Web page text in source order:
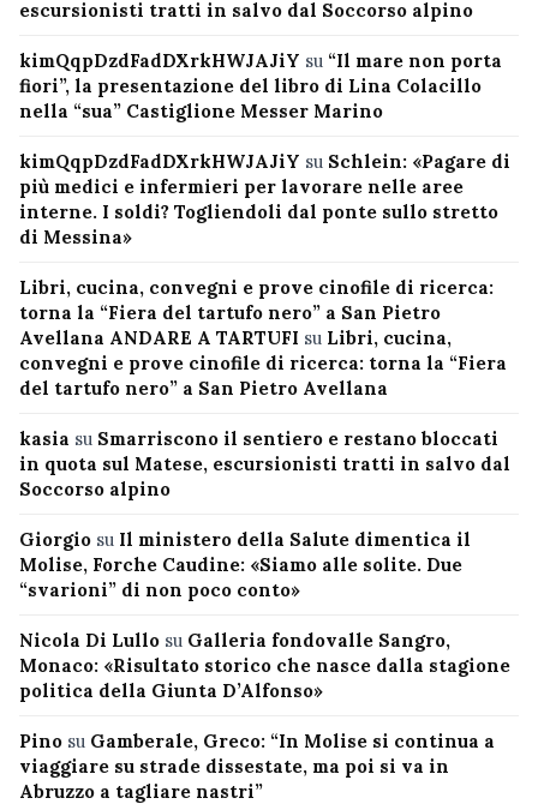
escursionisti tratti in salvo dal Soccorso alpino
kimQqpDzdFadDXrkHWJAJiY su “Il mare non porta
fiori”, la presentazione del libro di Lina Colacillo
nella “sua” Castiglione Messer Marino
kimQqpDzdFadDXrkHWJAJiY su Schlein: «Pagare di
più medici e infermieri per lavorare nelle aree
interne. I soldi? Togliendoli dal ponte sullo stretto
di Messina»
Libri, cucina, convegni e prove cinofile di ricerca:
torna la “Fiera del tartufo nero” a San Pietro
Avellana ANDARE A TARTUFI su Libri, cucina,
convegni e prove cinofile di ricerca: torna la “Fiera
del tartufo nero” a San Pietro Avellana
kasia su Smarriscono il sentiero e restano bloccati
in quota sul Matese, escursionisti tratti in salvo dal
Soccorso alpino
Giorgio su Il ministero della Salute dimentica il
Molise, Forche Caudine: «Siamo alle solite. Due
“svarioni” di non poco conto»
Nicola Di Lullo su Galleria fondovalle Sangro,
Monaco: «Risultato storico che nasce dalla stagione
politica della Giunta D’Alfonso»
Pino su Gamberale, Greco: “In Molise si continua a
viaggiare su strade dissestate, ma poi si va in
Abruzzo a tagliare nastri”